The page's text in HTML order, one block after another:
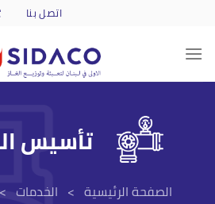
content
تأسيس
الصفحة الرئيسية > الخدمات >